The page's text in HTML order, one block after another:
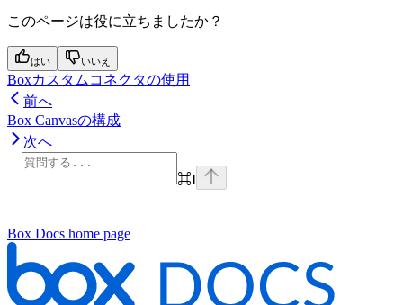
このページは役に立ちましたか？
はい いいえ
Boxカスタムコネクタの使用
前へ
Box Canvasの構成
次へ
⌘I
Box Docs home page